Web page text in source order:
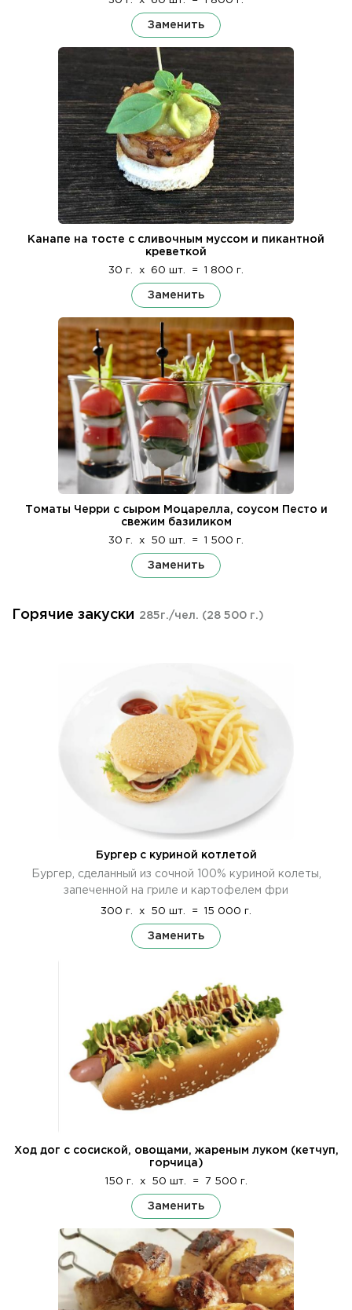
Заменить
Канапе на тосте с сливочным муссом и пикантной
креветкой
30 г. x 60 шт. = 1 800 г.
Заменить
Томаты Черри с сыром Моцарелла, соусом Песто и
свежим базиликом
30 г. x 50 шт. = 1 500 г.
Заменить
Горячие закуски 285г./чел. (28 500 г.)
Бургер с куриной котлетой
Бургер, сделанный из сочной 100% куриной колеты,
запеченной на гриле и картофелем фри
300 г. x 50 шт. = 15 000 г.
Заменить
Ход дог с сосиской, овощами, жареным луком (кетчуп,
горчица)
150 г. x 50 шт. = 7 500 г.
Заменить